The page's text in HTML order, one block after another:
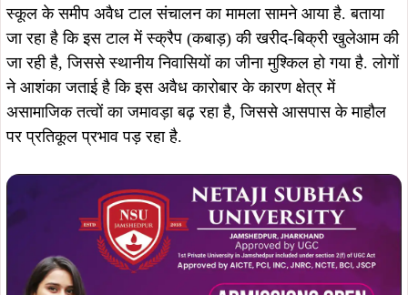
स्कूल के समीप अवैध टाल संचालन का मामला सामने आया है. बताया
जा रहा है कि इस टाल में स्क्रैप (कबाड़) की खरीद-बिक्री खुलेआम की
जा रही है, जिससे स्थानीय निवासियों का जीना मुश्किल हो गया है. लोगों
ने आशंका जताई है कि इस अवैध कारोबार के कारण क्षेत्र में
असामाजिक तत्वों का जमावड़ा बढ़ रहा है, जिससे आसपास के माहौल
पर प्रतिकूल प्रभाव पड़ रहा है.